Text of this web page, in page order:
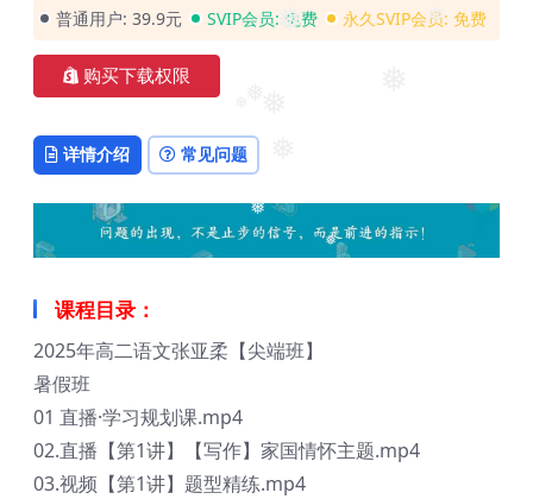
❅
❅
❅
❅
❅
❅
❅
❅
普通用户: 39.9元 SVIP会员: 免费 永久SVIP会员: 免费
购买下载权限
详情介绍 常见问题
课程目录：
2025年高二语文张亚柔【尖端班】
暑假班
01 直播·学习规划课.mp4
02.直播【第1讲】【写作】家国情怀主题.mp4
03.视频【第1讲】题型精练.mp4